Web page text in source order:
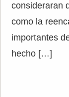
consideraran
como la
importantes
hecho […]